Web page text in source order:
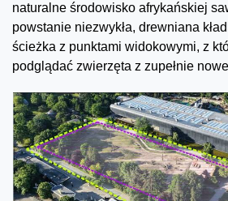
naturalne środowisko afrykańskiej
powstanie niezwykła, drewniana
ścieżka z punktami widokowymi, z
podglądać zwierzęta z zupełnie